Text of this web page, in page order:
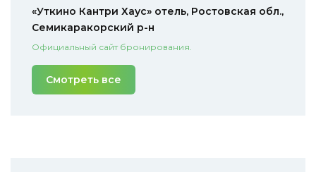
«Уткино Кантри Хаус» отель, Ростовская обл.,
Семикаракорский р-н
Официальный сайт бронирования.
Смотреть все